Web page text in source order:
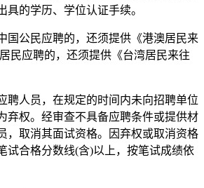
具的学历、学位认证手续。
国公民应聘的，还须提供《港澳居民来
民应聘的，还须提供《台湾居民来往
聘人员，在规定的时间内未向招聘单位
弃权。经审查不具备应聘条件或提供材
，取消其面试资格。因弃权或取消资格
试合格分数线(含)以上，按笔试成绩依